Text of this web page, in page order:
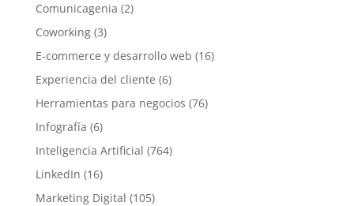
Comunicagenia (2)
Coworking(3)
E-commerce y desarrollo web (16)
Experiencia del cliente (6)
Herramientas para negocios (76)
Infografía (6)
Inteligencia Artificial (764)
LinkedIn (16)
Marketing Digital (105)